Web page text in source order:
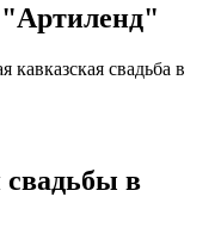
"Артиленд"
кавказская свадьба в
в